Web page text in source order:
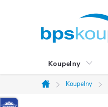
Koupelny
Domů
Koupelny